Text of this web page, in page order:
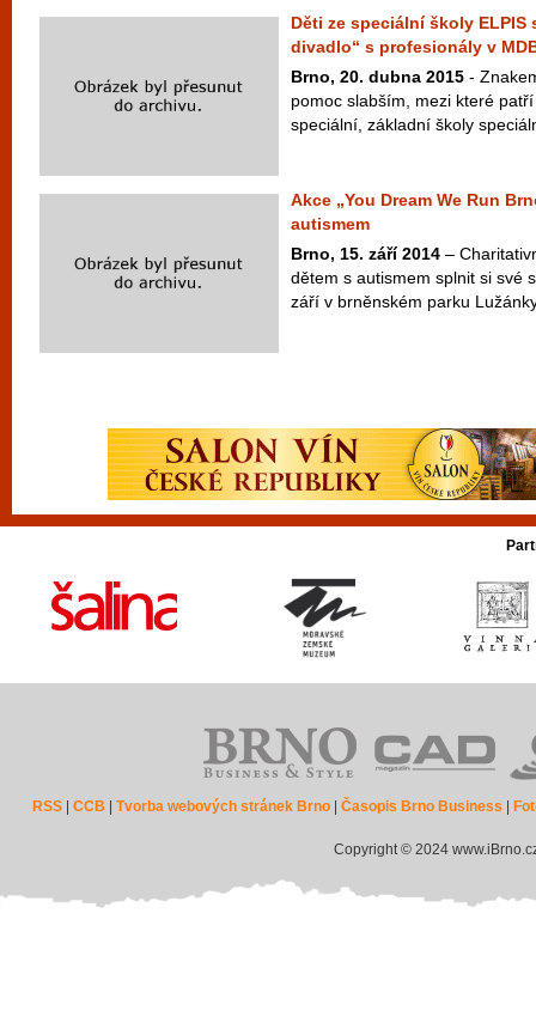
Děti ze speciální školy ELPIS
divadlo“ s profesionály v
Brno, 20. dubna 2015 -
pomoc slabším, mezi které
speciální, základní školy
Akce „You Dream We Run
autismem
Brno, 15. září 2014 –
dětem s autismem splnit si své
září v brněnském parku
RSS |CCB |Tvorba webových stránek Brno |Časopis Brno Business
Copyright © 2024